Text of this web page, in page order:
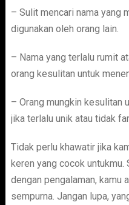
– Sulit mencari nama yang
digunakan oleh orang lain.
– Nama yang terlalu rumit
orang kesulitan untuk
– Orang mungkin kesulitan
jika terlalu unik atau tidak
Tidak perlu khawatir jika
keren yang cocok untukmu.
dengan pengalaman, kamu
sempurna. Jangan lupa,